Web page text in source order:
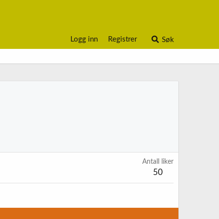
Logg inn Registrer Søk
Antall liker
50